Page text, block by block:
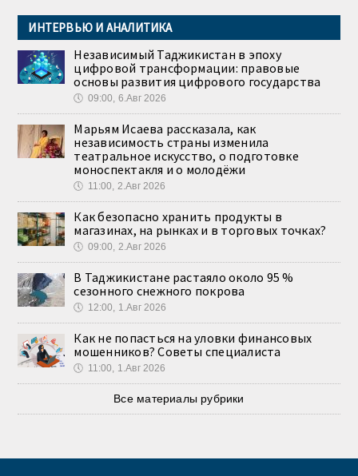
ИНТЕРВЬЮ И АНАЛИТИКА
Независимый Таджикистан в эпоху
цифровой трансформации: правовые
основы развития цифрового государства
🕔 09:00, 6.Авг 2026
Марьям Исаева рассказала, как
независимость страны изменила
театральное искусство, о подготовке
моноспектакля и о молодёжи
🕔 11:00, 2.Авг 2026
Как безопасно хранить продукты в
магазинах, на рынках и в торговых точках?
🕔 09:00, 2.Авг 2026
В Таджикистане растаяло около 95 %
сезонного снежного покрова
🕔 12:00, 1.Авг 2026
Как не попасться на уловки финансовых
мошенников? Советы специалиста
🕔 11:00, 1.Авг 2026
Все материалы рубрики